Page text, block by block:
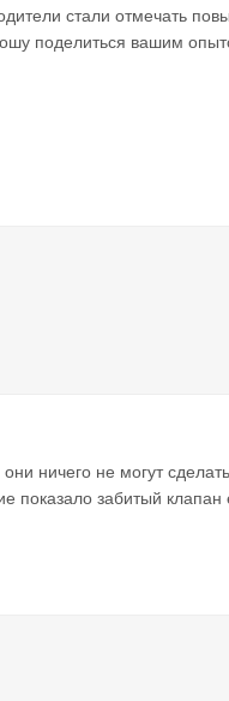
стали отмечать
поделиться вашим
ничего не могут
показало забитый клапан